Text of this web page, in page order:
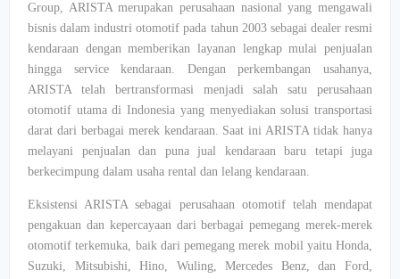
Group, ARISTA merupakan perusahaan nasional yang mengawali
bisnis dalam industri otomotif pada tahun 2003 sebagai dealer resmi
kendaraan dengan memberikan layanan lengkap mulai penjualan
hingga service kendaraan. Dengan perkembangan usahanya,
ARISTA telah bertransformasi menjadi salah satu perusahaan
otomotif utama di Indonesia yang menyediakan solusi transportasi
darat dari berbagai merek kendaraan. Saat ini ARISTA tidak hanya
melayani penjualan dan puna jual kendaraan baru tetapi juga
berkecimpung dalam usaha rental dan lelang kendaraan.
Eksistensi ARISTA sebagai perusahaan otomotif telah mendapat
pengakuan dan kepercayaan dari berbagai pemegang merek-merek
otomotif terkemuka, baik dari pemegang merek mobil yaitu Honda,
Suzuki, Mitsubishi, Hino, Wuling, Mercedes Benz, dan Ford,